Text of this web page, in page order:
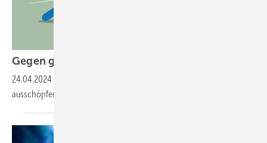
Gege n große Konkurrenten
24.04.2024
ausschöpfen.